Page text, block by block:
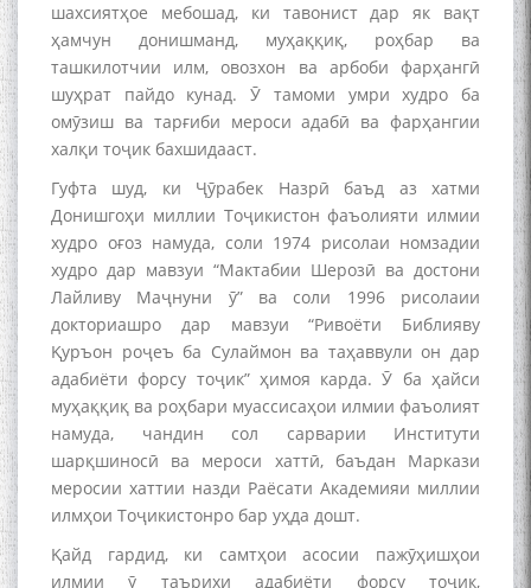
шахсиятҳое мебошад, ки тавонист дар як вақт
ҳамчун донишманд, муҳаққиқ, роҳбар ва
ташкилотчии илм, овозхон ва арбоби фарҳангӣ
шуҳрат пайдо кунад. Ӯ тамоми умри худро ба
омӯзиш ва тарғиби мероси адабӣ ва фарҳангии
халқи тоҷик бахшидааст.
Гуфта шуд, ки Ҷӯрабек Назрӣ баъд аз хатми
Донишгоҳи миллии Тоҷикистон фаъолияти илмии
худро оғоз намуда, соли 1974 рисолаи номзадии
худро дар мавзуи “Мактабии Шерозӣ ва достони
Лайливу Маҷнуни ӯ” ва соли 1996 рисолаии
докториашро дар мавзуи “Ривоёти Библияву
Қуръон роҷеъ ба Сулаймон ва таҳаввули он дар
адабиёти форсу тоҷик” ҳимоя карда. Ӯ ба ҳайси
муҳаққиқ ва роҳбари муассисаҳои илмии фаъолият
намуда, чандин сол сарварии Институти
шарқшиносӣ ва мероси хаттӣ, баъдан Маркази
меросии хаттии назди Раёсати Академияи миллии
илмҳои Тоҷикистонро бар уҳда дошт.
Қайд гардид, ки самтҳои асосии пажӯҳишҳои
илмии ӯ таърихи адабиёти форсу тоҷик,